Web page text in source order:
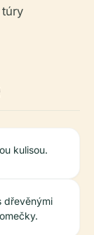
kulisou.
dřevěnými